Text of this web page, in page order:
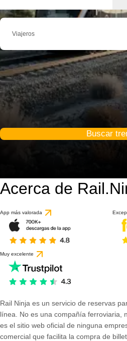
Viajeros
Buscar
Acerca de
App más valorada
Muy excelente
Rail Ninja es un servicio de reservas
línea. No es una compañía ferroviaria,
es el sitio web oficial de ninguna
comercial que facilita la compra de